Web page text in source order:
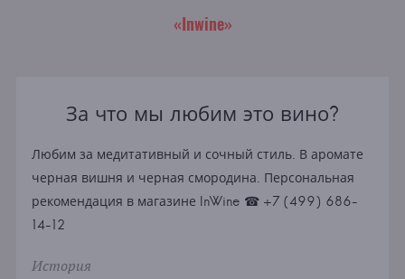
«Inwine»
За что мы любим это вино?
Любим за медитативный и сочный стиль. В аромате
черная вишня и черная смородина. Персональная
рекомендация в магазине InWine ☎ +7 (499) 686-
14-12
История